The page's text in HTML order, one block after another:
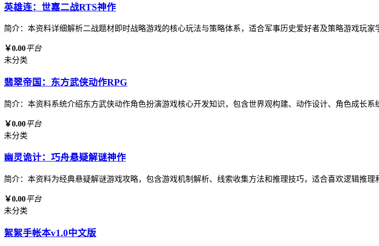
英雄连：世嘉二战RTS神作
简介：本资料详细解析二战题材即时战略游戏的核心玩法与策略体系，适合军事历史爱好者及策略游戏玩
￥0.00平台
未分类
翡翠帝国：东方武侠动作RPG
简介：本资料系统介绍东方武侠动作角色扮演游戏核心开发知识，包含世界观构建、动作设计、角色成长
￥0.00平台
未分类
幽灵诡计：巧舟悬疑解谜神作
简介：本资料为经典悬疑解谜游戏攻略，包含游戏机制解析、线索收集方法和推理技巧，适合喜欢逻辑推
￥0.00平台
未分类
絮絮手帐本v1.0中文版